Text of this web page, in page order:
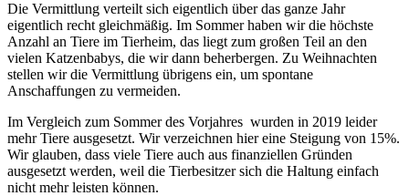
Die Vermittlung verteilt sich eigentlich über das ganze Jahr
eigentlich recht gleichmäßig. Im Sommer haben wir die höchste
Anzahl an Tiere im Tierheim, das liegt zum großen Teil an den
vielen Katzenbabys, die wir dann beherbergen. Zu Weihnachten
stellen wir die Vermittlung übrigens ein, um spontane
Anschaffungen zu vermeiden.
Im Vergleich zum Sommer des Vorjahres wurden in 2019 leider
mehr Tiere ausgesetzt. Wir verzeichnen hier eine Steigung von 15%.
Wir glauben, dass viele Tiere auch aus finanziellen Gründen
ausgesetzt werden, weil die Tierbesitzer sich die Haltung einfach
nicht mehr leisten können.